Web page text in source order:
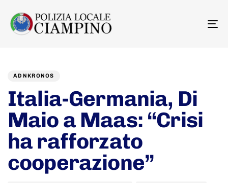
ADNKRONOS
Italia-Germania, Di
Maio a Maas: “Crisi
ha rafforzato
cooperazione”